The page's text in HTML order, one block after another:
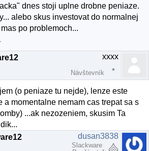
dnes stoji uplne drobne peniaze.
alebo skus investovat do normalnej
po problemoch...
xxxx
Návštevník
(o peniaze tu nejde), lenze este
a momentalne nemam cas trepat sa s
...ak nezozeniem, skusim Ta
dusan3838
Slackware